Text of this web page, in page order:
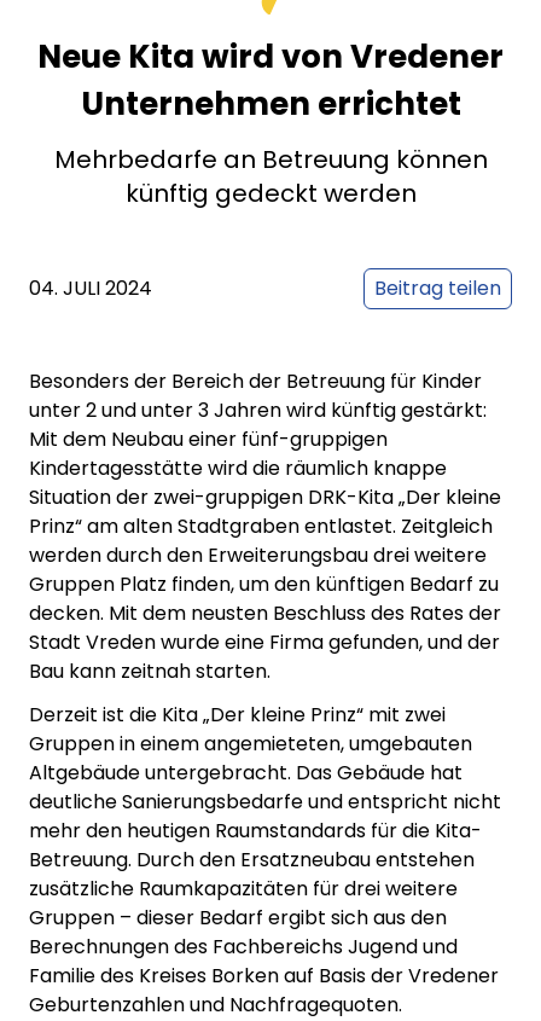
Neue Kita wird von Vredener
Unternehmen errichtet
Mehrbedarfe an Betreuung können
künftig gedeckt werden
04. JULI 2024 Beitrag teilen
Besonders der Bereich der Betreuung für Kinder
unter 2 und unter 3 Jahren wird künftig gestärkt:
Mit dem Neubau einer fünf-gruppigen
Kindertagesstätte wird die räumlich knappe
Situation der zwei-gruppigen DRK-Kita „Der kleine
Prinz“ am alten Stadtgraben entlastet. Zeitgleich
werden durch den Erweiterungsbau drei weitere
Gruppen Platz finden, um den künftigen Bedarf zu
decken. Mit dem neusten Beschluss des Rates der
Stadt Vreden wurde eine Firma gefunden, und der
Bau kann zeitnah starten.
Derzeit ist die Kita „Der kleine Prinz“ mit zwei
Gruppen in einem angemieteten, umgebauten
Altgebäude untergebracht. Das Gebäude hat
deutliche Sanierungsbedarfe und entspricht nicht
mehr den heutigen Raumstandards für die Kita-
Betreuung. Durch den Ersatzneubau entstehen
zusätzliche Raumkapazitäten für drei weitere
Gruppen – dieser Bedarf ergibt sich aus den
Berechnungen des Fachbereichs Jugend und
Familie des Kreises Borken auf Basis der Vredener
Geburtenzahlen und Nachfragequoten.